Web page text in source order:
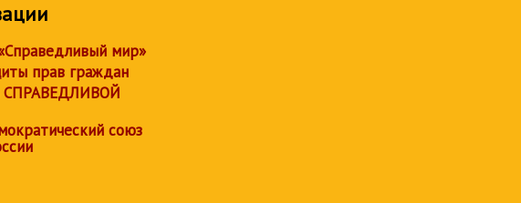
мир»
прав граждан
СПРАВЕДЛИВОЙ
союз